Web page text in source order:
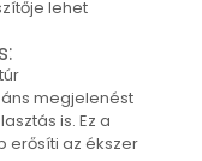
lehet
megjelenést
is. Ez a
erősíti az ékszer